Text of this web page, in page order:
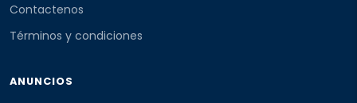
Contactenos
Términos y condiciones
ANUNCIOS